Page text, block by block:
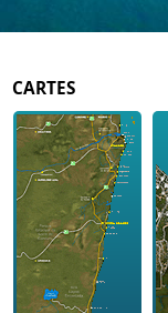
CARTES